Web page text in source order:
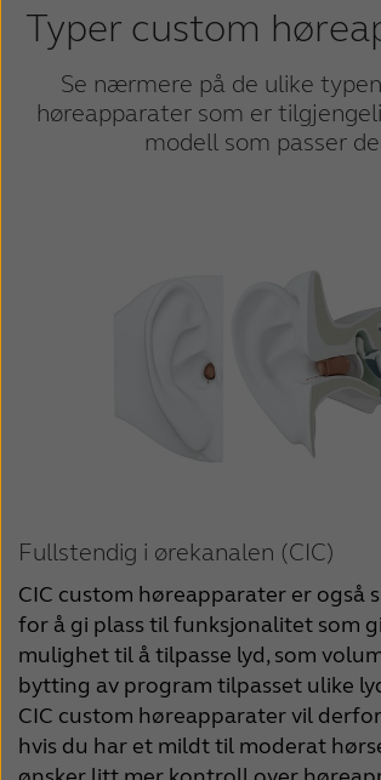
Typer custom
Se nærmere på de ulike
høreapparater som er
modell som passer
Fullstendig i ørekanalen (CIC)
CIC custom høreapparater er også
for å gi plass til funksjonalitet som
mulighet til å tilpasse lyd, som
bytting av program tilpasset ulike
CIC custom høreapparater vil
hvis du har et mildt til moderat